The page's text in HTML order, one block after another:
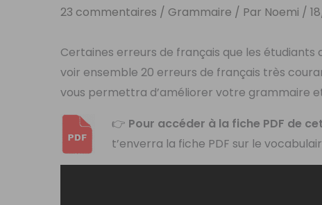
23 commentaires / Grammaire / Par Noemi /
Certaines erreurs de français que les
voir ensemble 20 erreurs de français très
vous permettra d’améliorer votre grammaire
👉 Pour accéder à la fiche PDF de
t’enverra la fiche PDF sur le